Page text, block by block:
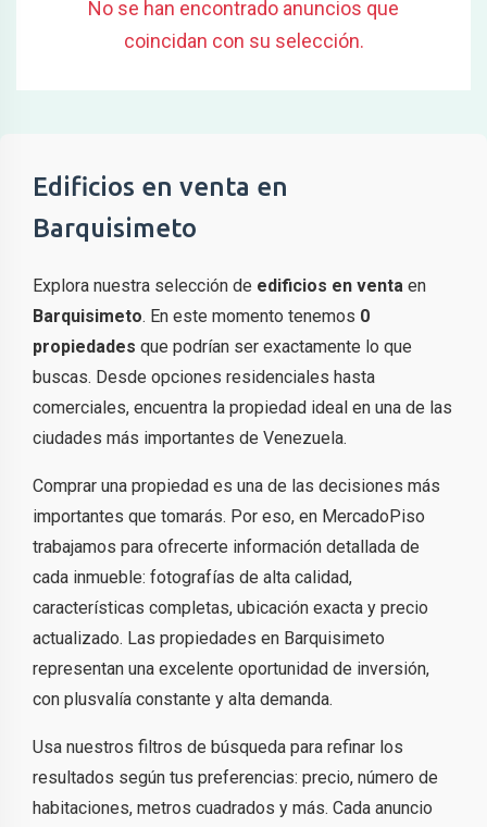
No se han encontrado anuncios que
coincidan con su selección.
Edificios en venta en
Barquisimeto
Explora nuestra selección de edificios en venta en
Barquisimeto. En este momento tenemos 0
propiedades que podrían ser exactamente lo que
buscas. Desde opciones residenciales hasta
comerciales, encuentra la propiedad ideal en una de las
ciudades más importantes de Venezuela.
Comprar una propiedad es una de las decisiones más
importantes que tomarás. Por eso, en MercadoPiso
trabajamos para ofrecerte información detallada de
cada inmueble: fotografías de alta calidad,
características completas, ubicación exacta y precio
actualizado. Las propiedades en Barquisimeto
representan una excelente oportunidad de inversión,
con plusvalía constante y alta demanda.
Usa nuestros filtros de búsqueda para refinar los
resultados según tus preferencias: precio, número de
habitaciones, metros cuadrados y más. Cada anuncio